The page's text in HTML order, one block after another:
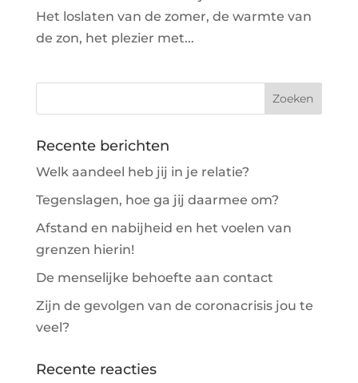
Het loslaten van de zomer, de warmte van
de zon, het plezier met...
Recente berichten
Welk aandeel heb jij in je relatie?
Tegenslagen, hoe ga jij daarmee om?
Afstand en nabijheid en het voelen van
grenzen hierin!
De menselijke behoefte aan contact
Zijn de gevolgen van de coronacrisis jou te
veel?
Recente reacties